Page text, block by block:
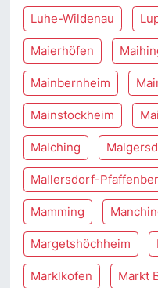
Luhe-Wildenau
Maierhöfen
Mainbernheim
Mainstockheim
Malching
Mallersdorf-
Mamming
Margetshöchheim
Marklkofen Markt